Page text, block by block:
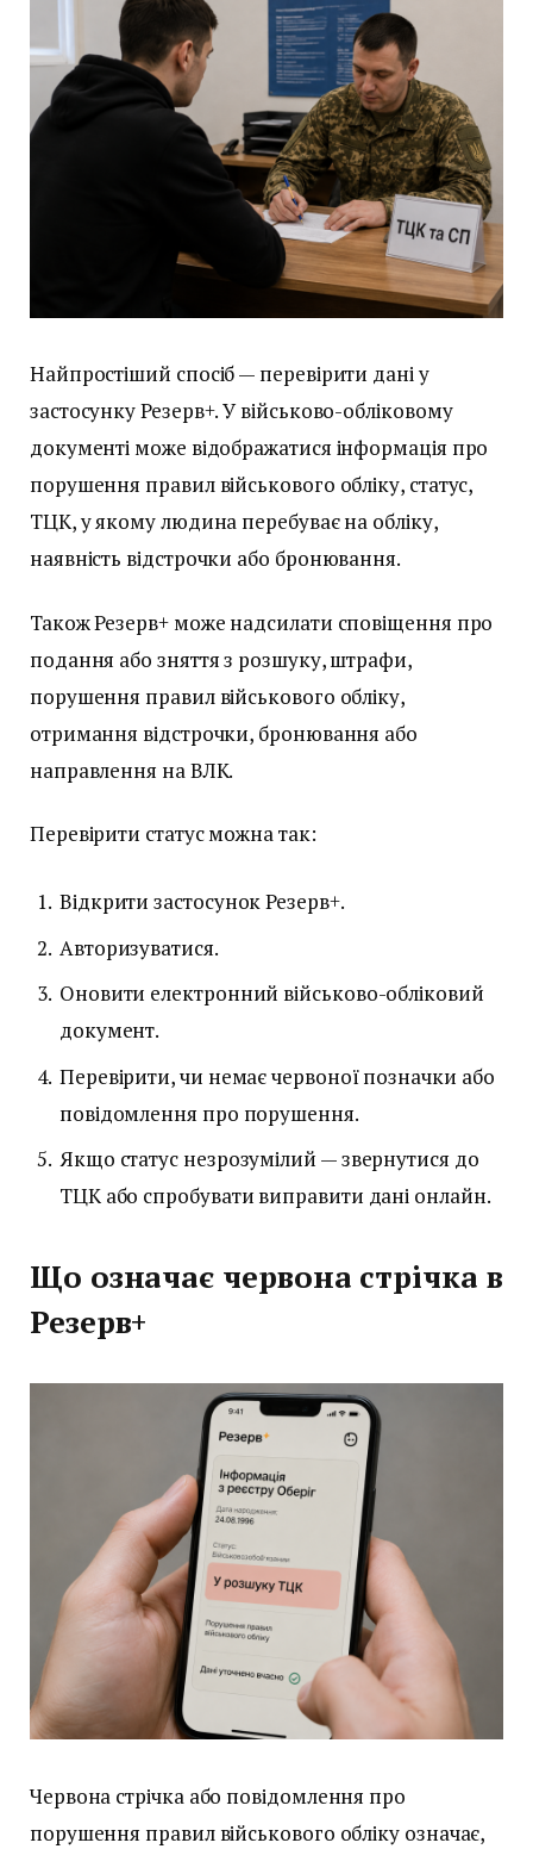
Найпростіший спосіб — перевірити дані у
застосунку Резерв+. У військово-обліковому
документі може відображатися інформація про
порушення правил військового обліку, статус,
ТЦК, у якому людина перебуває на обліку,
наявність відстрочки або бронювання.
Також Резерв+ може надсилати сповіщення про
подання або зняття з розшуку, штрафи,
порушення правил військового обліку,
отримання відстрочки, бронювання або
направлення на ВЛК.
Перевірити статус можна так:
Відкрити застосунок Резерв+.
Авторизуватися.
Оновити електронний військово-обліковий
документ.
Перевірити, чи немає червоної позначки або
повідомлення про порушення.
Якщо статус незрозумілий — звернутися до
ТЦК або спробувати виправити дані онлайн.
Що означає червона стрічка в
Резерв+
Червона стрічка або повідомлення про
порушення правил військового обліку означає,